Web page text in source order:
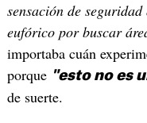
sensación de
eufórico por buscar
importaba cuán
porque "esto no es
de suerte.